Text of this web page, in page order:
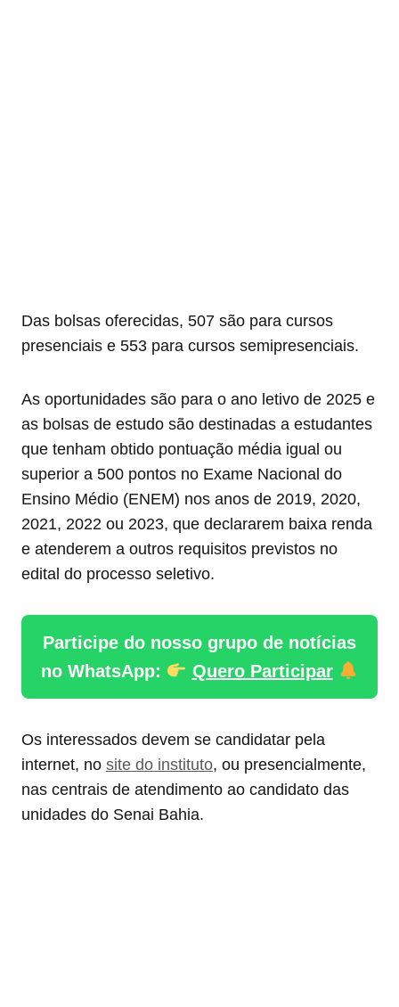
Das bolsas oferecidas, 507 são para cursos
presenciais e 553 para cursos semipresenciais.
As oportunidades são para o ano letivo de 2025 e
as bolsas de estudo são destinadas a estudantes
que tenham obtido pontuação média igual ou
superior a 500 pontos no Exame Nacional do
Ensino Médio (ENEM) nos anos de 2019, 2020,
2021, 2022 ou 2023, que declararem baixa renda
e atenderem a outros requisitos previstos no
edital do processo seletivo.
Participe do nosso grupo de notícias
no WhatsApp:
Quero Participar
Os interessados devem se candidatar pela
internet, no site do instituto, ou presencialmente,
nas centrais de atendimento ao candidato das
unidades do Senai Bahia.